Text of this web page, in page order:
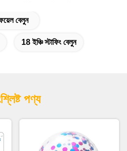
বেলুন
18 ইঞ্চি স্টাফিং বেলুন
পণ্য